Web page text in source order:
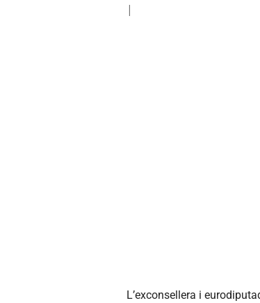
|
L’exconsellera i